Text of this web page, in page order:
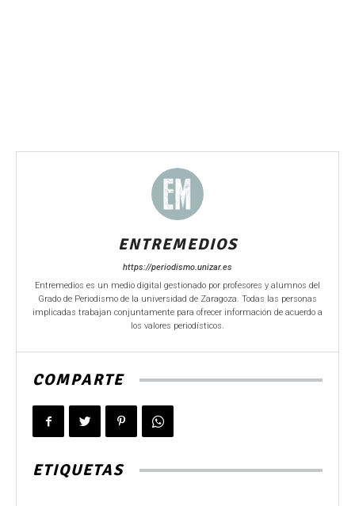
ENTREMEDIOS
https://periodismo.unizar.es
Entremedios es un medio digital gestionado por profesores y alumnos del
Grado de Periodismo de la universidad de Zaragoza. Todas las personas
implicadas trabajan conjuntamente para ofrecer información de acuerdo a
los valores periodísticos.
COMPARTE
ETIQUETAS